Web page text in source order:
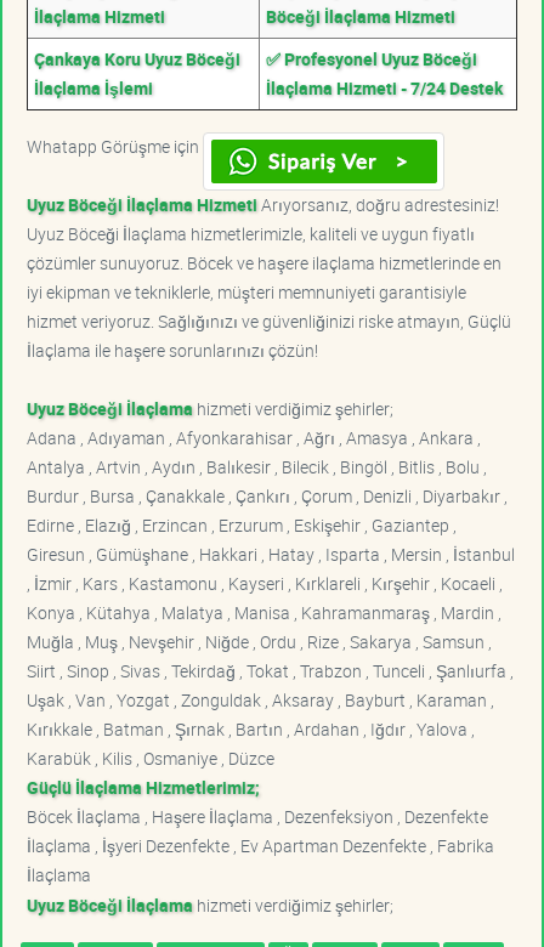
İlaçlama Hizmeti
Böceği İlaçlama Hizmeti
Çankaya Koru Uyuz Böceği
İlaçlama İşlemi
✅ Profesyonel Uyuz Böceği
İlaçlama Hizmeti - 7/24 Destek
Whatapp Görüşme için
Uyuz Böceği İlaçlama HizmetiArıyorsanız, doğru adrestesiniz!
Uyuz Böceği İlaçlama hizmetlerimizle, kaliteli ve uygun fiyatlı
çözümler sunuyoruz. Böcek ve haşere ilaçlama hizmetlerinde en
iyi ekipman ve tekniklerle, müşteri memnuniyeti garantisiyle
hizmet veriyoruz. Sağlığınızı ve güvenliğinizi riske atmayın, Güçlü
İlaçlama ile haşere sorunlarınızı çözün!
Uyuz Böceği İlaçlama hizmeti verdiğimiz şehirler;
Adana , Adıyaman , Afyonkarahisar , Ağrı , Amasya , Ankara ,
Antalya , Artvin , Aydın , Balıkesir , Bilecik , Bingöl , Bitlis , Bolu ,
Burdur , Bursa , Çanakkale , Çankırı , Çorum , Denizli , Diyarbakır ,
Edirne , Elazığ , Erzincan , Erzurum , Eskişehir , Gaziantep ,
Giresun , Gümüşhane , Hakkari , Hatay , Isparta , Mersin , İstanbul
, İzmir , Kars , Kastamonu , Kayseri , Kırklareli , Kırşehir , Kocaeli ,
Konya , Kütahya , Malatya , Manisa , Kahramanmaraş , Mardin ,
Muğla , Muş , Nevşehir , Niğde , Ordu , Rize , Sakarya , Samsun ,
Siirt , Sinop , Sivas , Tekirdağ , Tokat , Trabzon , Tunceli , Şanlıurfa ,
Uşak , Van , Yozgat , Zonguldak , Aksaray , Bayburt , Karaman ,
Kırıkkale , Batman , Şırnak , Bartın , Ardahan , Iğdır , Yalova ,
Karabük , Kilis , Osmaniye , Düzce
Güçlü İlaçlama Hizmetlerimiz;
Böcek İlaçlama , Haşere İlaçlama , Dezenfeksiyon , Dezenfekte
İlaçlama , İşyeri Dezenfekte , Ev Apartman Dezenfekte , Fabrika
İlaçlama
Uyuz Böceği İlaçlama hizmeti verdiğimiz şehirler;